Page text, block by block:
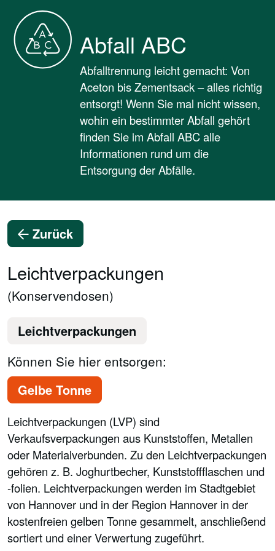
Abfall ABC
Abfalltrennung leicht gemacht: Von
Aceton bis Zementsack – alles richtig
entsorgt! Wenn Sie mal nicht wissen,
wohin ein bestimmter Abfall gehört
finden Sie im Abfall ABC alle
Informationen rund um die
Entsorgung der Abfälle.
Zurück
Leichtverpackungen
(Konservendosen)
Leichtverpackungen
Können Sie hier entsorgen:
Gelbe Tonne
Leichtverpackungen (LVP) sind
Verkaufsverpackungen aus Kunststoffen, Metallen
oder Materialverbunden. Zu den Leichtverpackungen
gehören z. B. Joghurtbecher, Kunststoffflaschen und
-folien. Leichtverpackungen werden im Stadtgebiet
von Hannover und in der Region Hannover in der
kostenfreien gelben Tonne gesammelt, anschließend
sortiert und einer Verwertung zugeführt.